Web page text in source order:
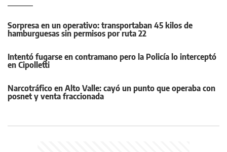
Sorpresa en un operativo: transportaban 45 kilos de
hamburguesas sin permisos por ruta 22
Intentó fugarse en contramano pero la Policía lo interceptó
en Cipolletti
Narcotráfico en Alto Valle: cayó un punto que operaba con
posnet y venta fraccionada